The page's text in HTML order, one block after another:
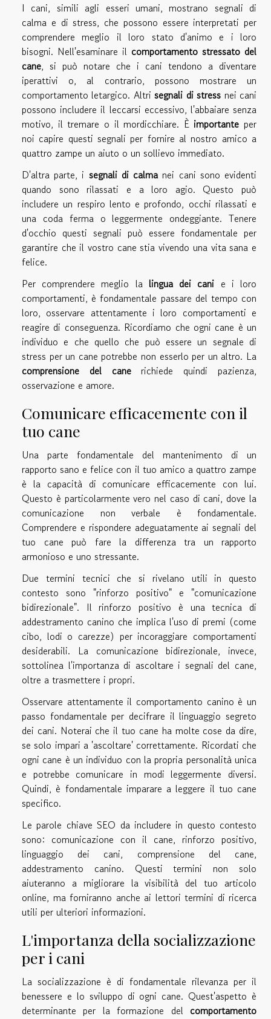
I cani, simili agli esseri umani, mostrano segnali di
calma e di stress, che possono essere interpretati per
comprendere meglio il loro stato d'animo e i loro
bisogni. Nell'esaminare il comportamento stressato del
cane, si può notare che i cani tendono a diventare
iperattivi o, al contrario, possono mostrare un
comportamento letargico. Altrisegnali di stress nei cani
possono includere il leccarsi eccessivo, l'abbaiare senza
motivo, il tremare o il mordicchiare. È importante per
noi capire questi segnali per fornire al nostro amico a
quattro zampe un aiuto o un sollievo immediato.
D'altra parte, i segnali di calma nei cani sono evidenti
quando sono rilassati e a loro agio. Questo può
includere un respiro lento e profondo, occhi rilassati e
una coda ferma o leggermente ondeggiante. Tenere
d'occhio questi segnali può essere fondamentale per
garantire che il vostro cane stia vivendo una vita sana e
felice.
Per comprendere meglio la lingua dei cani e i loro
comportamenti, è fondamentale passare del tempo con
loro, osservare attentamente i loro comportamenti e
reagire di conseguenza. Ricordiamo che ogni cane è un
individuo e che quello che può essere un segnale di
stress per un cane potrebbe non esserlo per un altro. La
comprensione del canerichiede quindi pazienza,
osservazione e amore.
Comunicare efficacemente con il
tuo cane
Una parte fondamentale del mantenimento di un
rapporto sano e felice con il tuo amico a quattro zampe
è la capacità di comunicare efficacemente con lui.
Questo è particolarmente vero nel caso di cani, dove la
comunicazione non verbale è fondamentale.
Comprendere e rispondere adeguatamente ai segnali del
tuo cane può fare la differenza tra un rapporto
armonioso e uno stressante.
Due termini tecnici che si rivelano utili in questo
contesto sono "rinforzo positivo" e "comunicazione
bidirezionale". Il rinforzo positivo è una tecnica di
addestramento canino che implica l'uso di premi (come
cibo, lodi o carezze) per incoraggiare comportamenti
desiderabili. La comunicazione bidirezionale, invece,
sottolinea l'importanza di ascoltare i segnali del cane,
oltre a trasmettere i propri.
Osservare attentamente il comportamento canino è un
passo fondamentale per decifrare il linguaggio segreto
dei cani. Noterai che il tuo cane ha molte cose da dire,
se solo impari a 'ascoltare' correttamente. Ricordati che
ogni cane è un individuo con la propria personalità unica
e potrebbe comunicare in modi leggermente diversi.
Quindi, è fondamentale imparare a leggere il tuo cane
specifico.
Le parole chiave SEO da includere in questo contesto
sono: comunicazione con il cane, rinforzo positivo,
linguaggio dei cani, comprensione del cane,
addestramento canino. Questi termini non solo
aiuteranno a migliorare la visibilità del tuo articolo
online, ma forniranno anche ai lettori termini di ricerca
utili per ulteriori informazioni.
L'importanza della socializzazione
per i cani
La socializzazione è di fondamentale rilevanza per il
benessere e lo sviluppo di ogni cane. Quest'aspetto è
determinante per la formazione del comportamento